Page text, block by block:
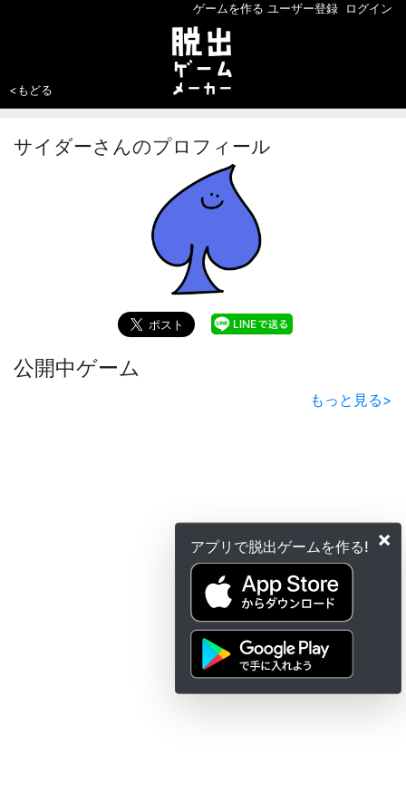
×
アプリで脱出ゲームを作る!
ゲームを作る ユーザー登録 ログイン
<もどる
サイダーさんのプロフィール
公開中ゲーム
もっと見る>